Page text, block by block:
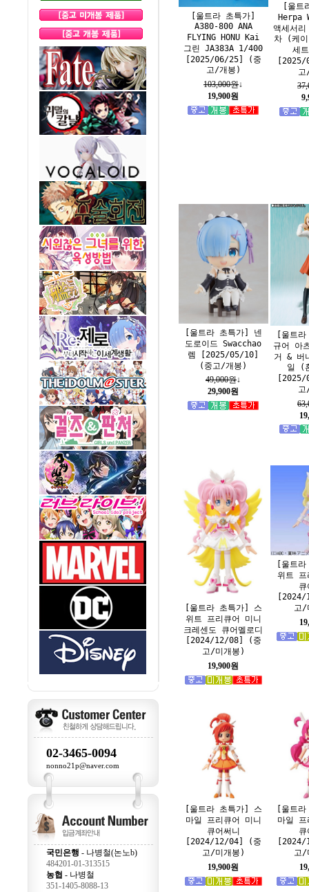
02-3465-0094
nonno21p@naver.com
국민은행 - 나병철(논노b)
484201-01-313515
농협 - 나병철
351-1405-8088-13
[울트라 초특가]
A380-800 ANA
FLYING HONU Kai
그린 JA383A 1/400
[2025/06/25] (중
고/개봉)
103,000원↓
19,900원
[울트
Herpa
액세서
차 (케
세
[울트라 초특가] 넨
도로이드 Swacchao
렘 [2025/05/10]
(중고/개봉)
49,000원↓
29,900원
[울트
규어 아
거 & 버
일 (
[울트라 초특가] 스
위트 프리큐어 미니
크레센도 큐어멜로디
[2024/12/08] (중
고/미개봉)
19,900원
[울트
위트 프
큐
고/
[울트라 초특가] 스
마일 프리큐어 미니
큐어써니
[2024/12/04] (중
고/미개봉)
19,900원
[울트
마일 프
큐
고/